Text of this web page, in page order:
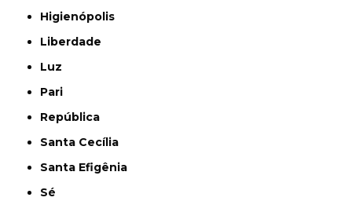
Higienópolis
Liberdade
Luz
Pari
República
Santa Cecília
Santa Efigênia
Sé